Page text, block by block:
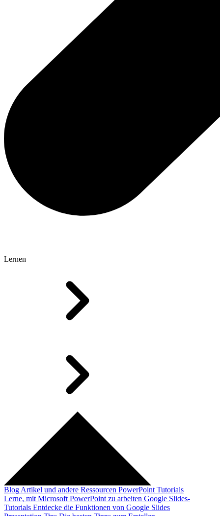
Lernen
Blog Artikel und andere Ressourcen PowerPoint Tutorials
Lerne, mit Microsoft PowerPoint zu arbeiten Google Slides-
Tutorials Entdecke die Funktionen von Google Slides